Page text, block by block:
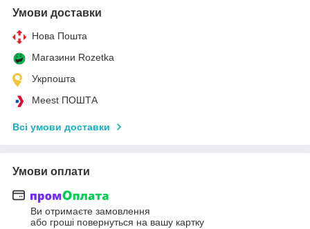
Умови доставки
Нова Пошта
Магазини Rozetka
Укрпошта
Meest ПОШТА
Всі умови доставки
Умови оплати
Ви отримаєте замовлення
або гроші повернуться на вашу картку